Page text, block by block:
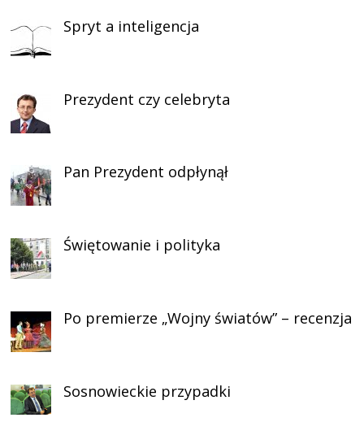
Spryt a inteligencja
Prezydent czy celebryta
Pan Prezydent odpłynął
Świętowanie i polityka
Po premierze „Wojny światów” – recenzja
Sosnowieckie przypadki